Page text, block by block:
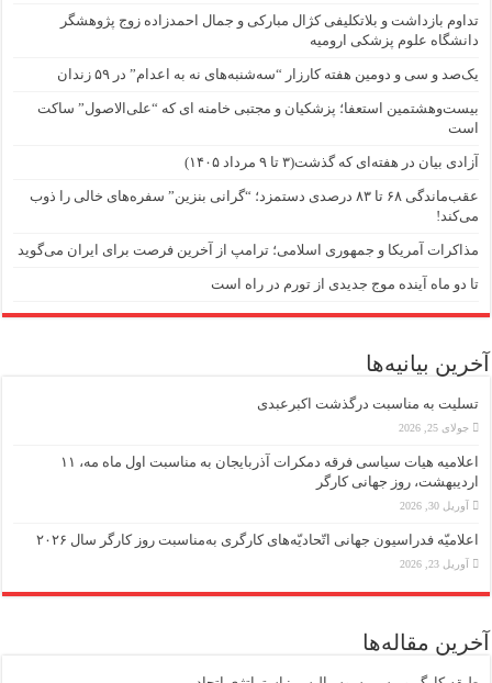
تداوم بازداشت و بلاتکلیفی کژال مبارکی و جمال احمدزاده زوج پژوهشگر
دانشگاه علوم پزشکی ارومیه
یک‌صد و سی و دومین هفته کارزار “سه‌شنبه‌های نه به اعدام” در ۵۹ زندان
بیست‌وهشتمین استعفا؛ پزشکیان و مجتبی خامنه ای که “علی‌الاصول” ساکت
است
آزادی بیان در هفته‌ای که گذشت(۳ تا ۹ مرداد ۱۴۰۵)
عقب‌ماندگی ۶۸ تا ۸۳ درصدی دستمزد؛ “گرانی بنزین” سفره‌های خالی را ذوب
می‌کند!
مذاکرات آمریکا و جمهوری اسلامی؛ ترامپ از آخرین فرصت برای ایران می‌گوید
تا دو ماه آینده موج جدیدی از تورم در راه است
آخرین بیانیه‌ها
تسلیت به مناسبت درگذشت اکبرعبدی
جولای 25, 2026
اعلامیه هیات سیاسی فرقه دمکرات آذربایجان به مناسبت اول ماه مه، ۱۱
اردیبهشت، روز جهانی کارگر
آوریل 30, 2026
اعلامیّه فدراسیون جهانی اتّحادیّه‌های کارگری به‌مناسبت روز کارگر سال ۲۰۲۶
آوریل 23, 2026
آخرین مقاله‌ها